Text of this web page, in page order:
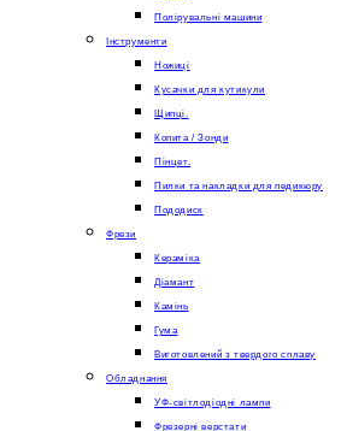
Полірувальні машини
Інструменти
Ножиці
Кусачки для кутикули
Щипці.
Копита / Зонди
Пінцет.
Пилки та накладки для педикюру
Пододиск
Фрези
Кераміка
Діамант
Камінь
Гума
Виготовлений з твердого сплаву
Обладнання
УФ-світлодіодні лампи
Фрезерні верстати